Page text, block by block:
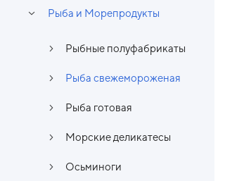
Рыба и Морепродукты
Рыбные полуфабрикаты
Рыба свежемороженая
Рыба готовая
Морские деликатесы
Осьминоги